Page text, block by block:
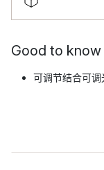
Good to know
可调节结合可